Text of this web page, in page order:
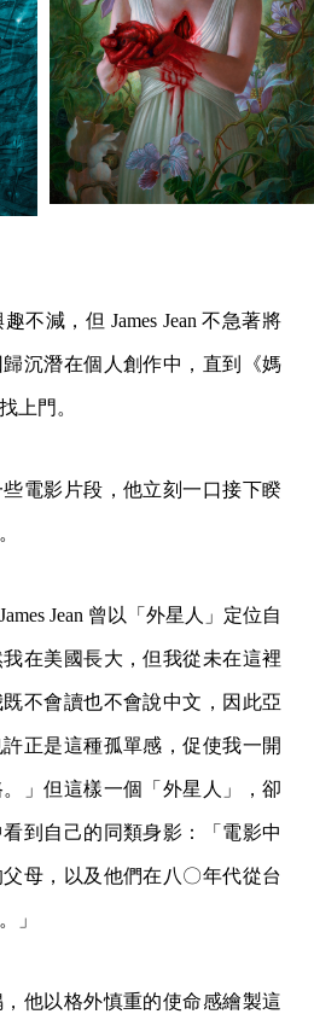
不減，但 James Jean 不急著將
沉潛在個人創作中，直到《媽
上門。
電影片段，他立刻一口接下睽
Jean 曾以「外星人」定位自
在美國長大，但我從未在這裡
不會讀也不會說中文，因此亞
正是這種孤單感，促使我一開
」但這樣一個「外星人」，卻
到自己的同類身影：「電影中
母，以及他們在八〇年代從台
」
他以格外慎重的使命感繪製這